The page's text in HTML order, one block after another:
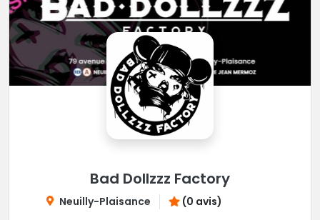
Bad Dollzzz Factory
Neuilly-Plaisance (0 avis)